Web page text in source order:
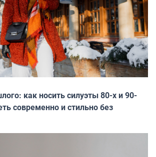
как носить силуэты 80-х и 90-
современно и стильно без